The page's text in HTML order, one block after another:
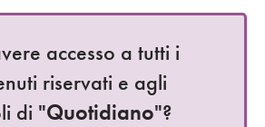
accesso a tutti i
riservati e agli
di "Quotidiano"?